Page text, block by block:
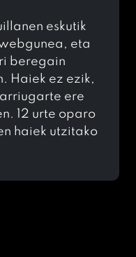
eskutik
eta
beregain
Haiek ez ezik,
ere
12 urte oparo
haiek utzitako